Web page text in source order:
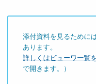
添付資料を見るために
あります。
詳しくはビューワ一覧
で開きます。）